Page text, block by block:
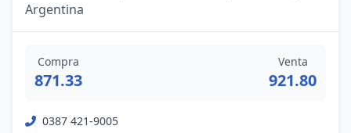
Argentina
Compra
871.33
Venta
921.80
0387 421-9005